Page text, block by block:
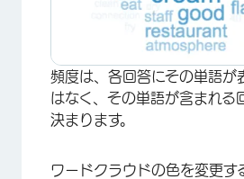
頻度は、各回答にその単語が
はなく、その単語が含まれる
決まります。
ワードクラウドの色を変更す